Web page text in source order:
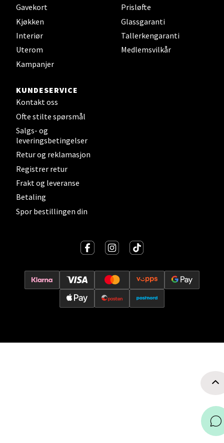
Gavekort
Kjøkken
Interiør
Uterom
Kampanjer
Prisløfte
Glassgaranti
Tallerkengaranti
Medlemsvilkår
KUNDESERVICE
Kontakt oss
Ofte stilte spørsmål
Salgs- og
leveringsbetingelser
Retur og reklamasjon
Registrer retur
Frakt og leveranse
Betaling
Spor bestillingen din
Steinkjer - Thon Senter Steinkjer
Åpent i dag 10-20
0 i butikk
Leirvik - Stord
Torgbakken 2, 5401 Stord
Åpent i dag 10-17
Oslo - Thon Senter Storo
Åpent i dag 10-21